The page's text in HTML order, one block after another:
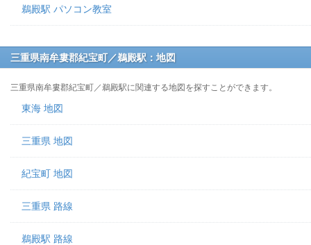
鵜殿駅 パソコン教室
三重県南牟婁郡紀宝町／鵜殿駅：地図
三重県南牟婁郡紀宝町／鵜殿駅に関連する地図を探すことができます。
東海 地図
三重県 地図
紀宝町 地図
三重県 路線
鵜殿駅 路線